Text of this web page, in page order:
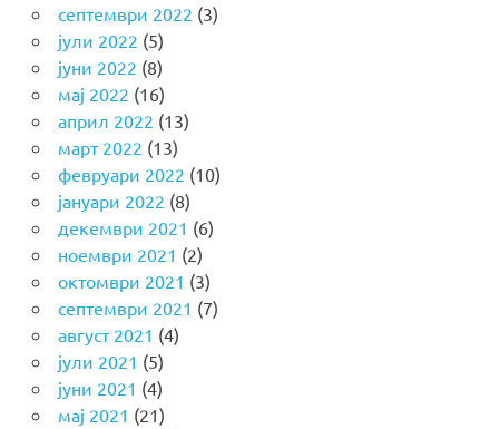
септември 2022 (3)
јули 2022 (5)
јуни 2022 (8)
мај 2022 (16)
април 2022 (13)
март 2022 (13)
февруари 2022 (10)
јануари 2022 (8)
декември 2021 (6)
ноември 2021 (2)
октомври 2021 (3)
септември 2021 (7)
август 2021 (4)
јули 2021 (5)
јуни 2021 (4)
мај 2021 (21)